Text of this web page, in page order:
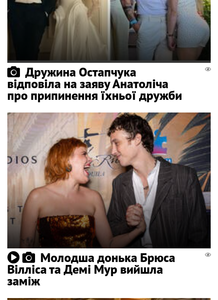
Дружина Остапчука
відповіла на заяву Анатоліча
про припинення їхньої дружби
Молодша донька Брюса
Вілліса та Демі Мур вийшла
заміж